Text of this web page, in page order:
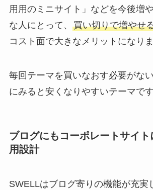
用用のミニサイト」などを今後増
な人にとって、 買い切りで増やせ
コスト面で大きなメリットになりま
毎回テーマを買いなおす必要がな
にみると安くなりやすいテーマです
ブログにもコーポレートサイ
用設計
SWELLはブログ寄りの機能が充実